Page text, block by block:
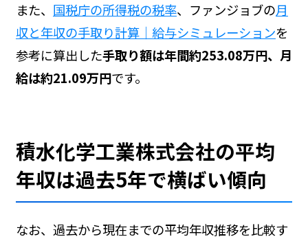
また、 国税庁の所得税の税率、ファンジョブの月
収と年収の手取り計算｜給与シミュレーションを
参考に算出した手取り額は年間約253.08万円、月
給は約21.09万円です。
積水化学工業株式会社の平均
年収は過去5年で横ばい傾向
なお、過去から現在までの平均年収推移を比較す